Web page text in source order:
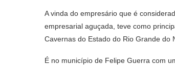
A vinda do empresário que é
empresarial aguçada, teve como
Cavernas do Estado do Rio Grande do
É no município de Felipe Guerra com